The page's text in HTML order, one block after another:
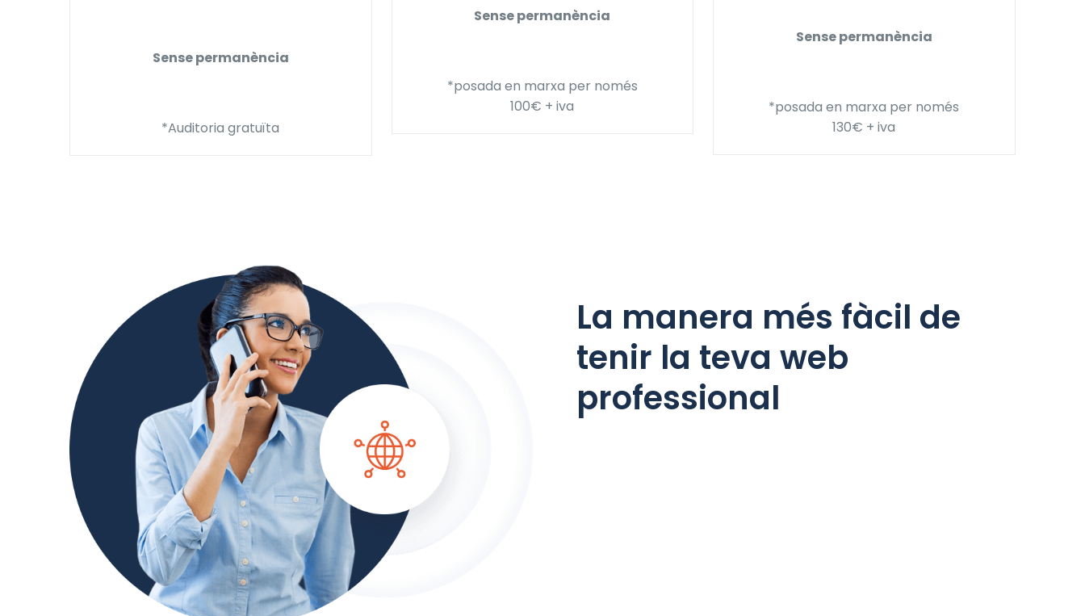
Sense permanència
*Auditoria gratuïta
Sense permanència
*posada en marxa per només
100€ + iva
Sense permanència
*posada en marxa per només
130€ + iva
La manera més fàcil de
tenir la teva web
professional